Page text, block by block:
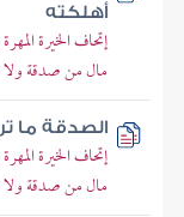
أهلكته
إتحاف الخيرة
مال من صدقة ولا
الصدقة ما
إتحاف الخيرة
مال من صدقة ولا